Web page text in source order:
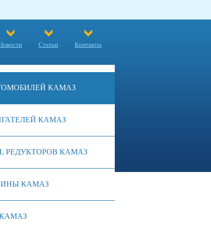
Статьи Контакты
КАМАЗ
КАМАЗ
РЕДУКТОРОВ КАМАЗ
КАМАЗ